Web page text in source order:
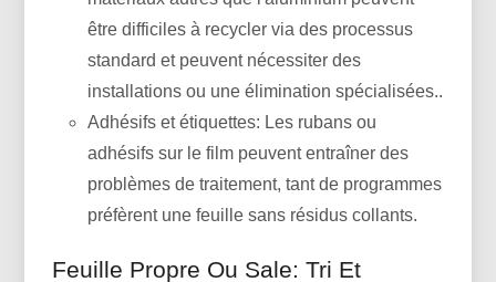
être difficiles à recycler via des processus
standard et peuvent nécessiter des
installations ou une élimination spécialisées..
Adhésifs et étiquettes: Les rubans ou
adhésifs sur le film peuvent entraîner des
problèmes de traitement, tant de programmes
préfèrent une feuille sans résidus collants.
Feuille Propre Ou Sale: Tri Et